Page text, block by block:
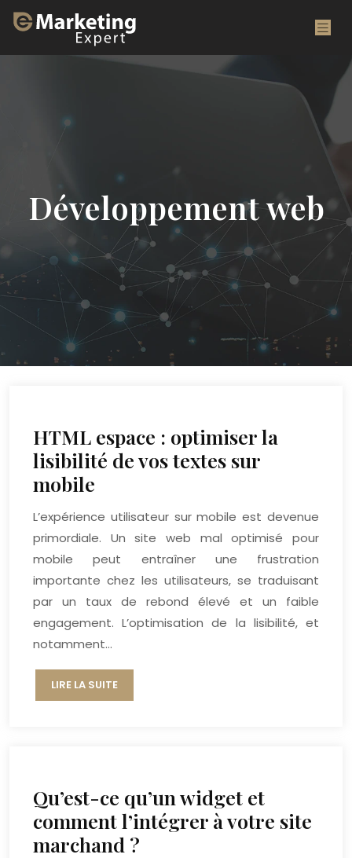
Développement web
HTML espace : optimiser la
lisibilité de vos textes sur
mobile
L’expérience utilisateur sur mobile est devenue
primordiale. Un site web mal optimisé pour
mobile peut entraîner une frustration
importante chez les utilisateurs, se traduisant
par un taux de rebond élevé et un faible
engagement. L’optimisation de la lisibilité, et
notamment…
LIRE LA SUITE
Qu’est-ce qu’un widget et
comment l’intégrer à votre site
marchand ?